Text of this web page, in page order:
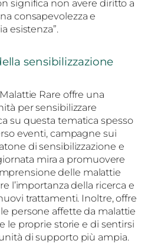
significa non avere diritto a
consapevolezza e
esistenza”.
sensibilizzazione
Rare offre una
per sensibilizzare
su questa tematica spesso
eventi, campagne sui
di sensibilizzazione e
mira a promuovere
delle malattie
l’importanza della ricerca e
trattamenti. Inoltre, offre
persone affette da malattie
le proprie storie e di sentirsi
di supporto più ampia.